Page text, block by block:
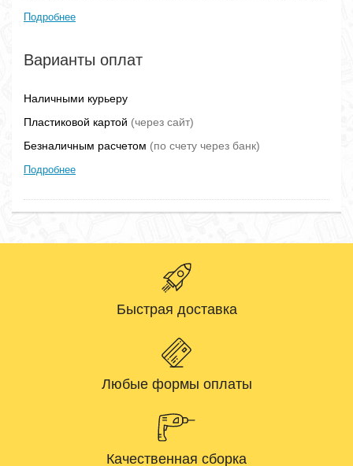
Подробнее
Варианты оплат
Наличными курьеру
Пластиковой картой (через сайт)
Безналичным расчетом (по счету через банк)
Подробнее
Быстрая доставка
Любые формы оплаты
Качественная сборка